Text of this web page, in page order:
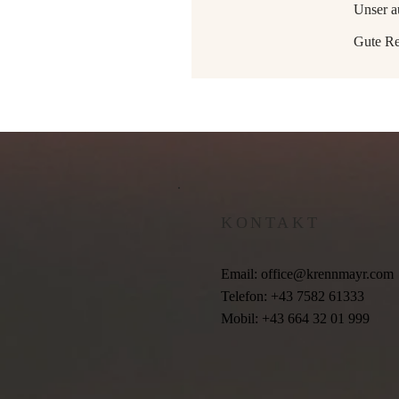
Unser
Gute
Email: office@krennmayr.com
Telefon: +43 7582 61333
Mobil: +43 664 32 01 999